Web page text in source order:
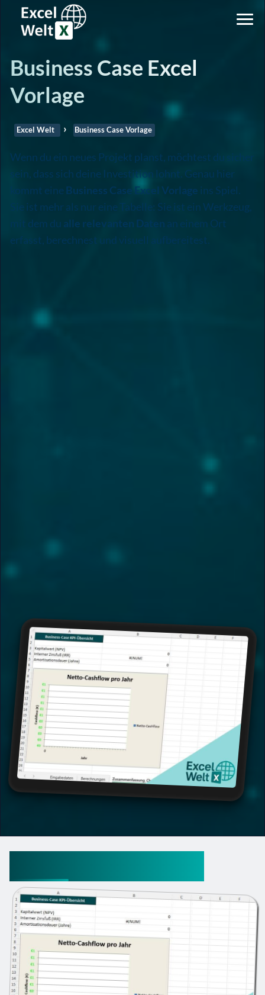
Business Case Excel
Vorlage
Excel Welt Business Case Vorlage
Wenn du ein neues Projekt planst, möchtest du sicher
sein, dass sich deine Investition lohnt. Genau hier
kommt eine Business Case Excel Vorlage ins Spiel.
Sie ist mehr als nur eine Tabelle: Sie ist ein Werkzeug,
mit dem du alle relevanten Daten an einem Ort
erfasst, berechnest und visuell aufbereitest.